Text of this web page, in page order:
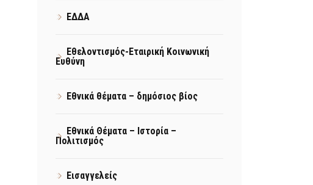
ΕΔΔΑ
Εθελοντισμός-Εταιρική Κοινωνική
Ευθύνη
Εθνικά θέματα – δημόσιος βίος
Εθνικά Θέματα – Ιστορία –
Πολιτισμός
Εισαγγελείς